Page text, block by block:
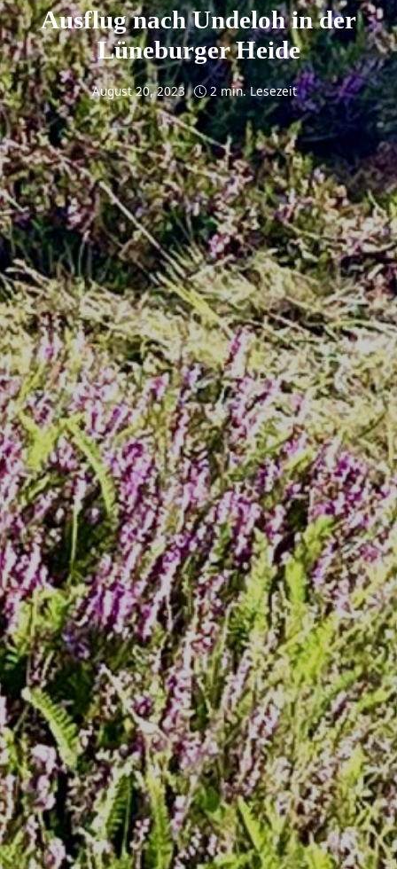
Ausflug nach Undeloh in der
Lüneburger Heide
August 20, 2023 2 min. Lesezeit